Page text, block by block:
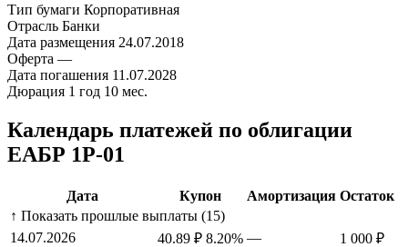
Тип бумаги Корпоративная
Отрасль Банки
Дата размещения 24.07.2018
Оферта —
Дата погашения 11.07.2028
Дюрация 1 год 10 мес.
Календарь платежей по облигации
ЕАБР 1Р-01
Дата Купон Амортизация Остаток
↑ Показать прошлые выплаты (15)
14.07.2026
40.89 ₽ 8.20% —
1 000 ₽